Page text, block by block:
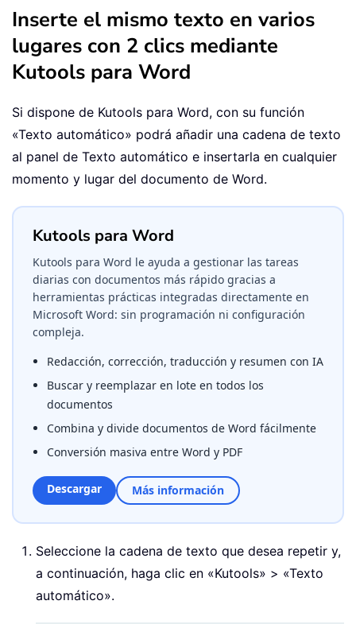
Inserte el mismo texto en varios
lugares con 2 clics mediante
Kutools para Word
Si dispone de Kutools para Word, con su función
«Texto automático» podrá añadir una cadena de texto
al panel de Texto automático e insertarla en cualquier
momento y lugar del documento de Word.
Kutools para Word
Kutools para Word le ayuda a gestionar las tareas
diarias con documentos más rápido gracias a
herramientas prácticas integradas directamente en
Microsoft Word: sin programación ni configuración
compleja.
Redacción, corrección, traducción y resumen con IA
Buscar y reemplazar en lote en todos los
documentos
Combina y divide documentos de Word fácilmente
Conversión masiva entre Word y PDF
Descargar Más información
Seleccione la cadena de texto que desea repetir y,
a continuación, haga clic en «Kutools» > «Texto
automático».